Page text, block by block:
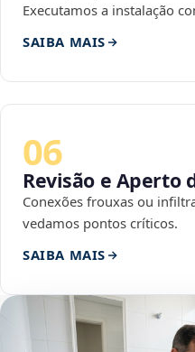
Executamos a instalação
SAIBA MAIS
06
Revisão e Aperto
Conexões frouxas ou
vedamos pontos críticos.
SAIBA MAIS